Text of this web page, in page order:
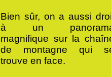
Bien sûr, on a aussi
à un
magnifique sur la
de montagne qui
trouve en face.